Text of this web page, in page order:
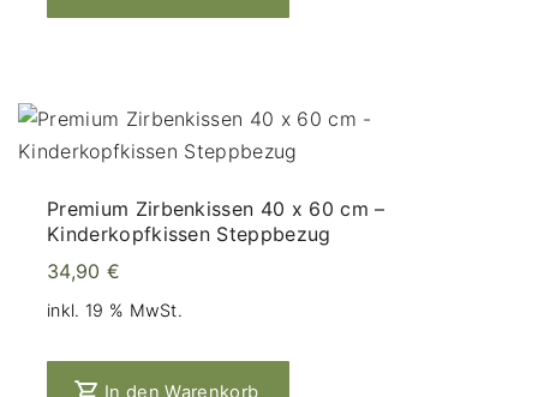
Premium Zirbenkissen 40 x 60 cm –
Kinderkopfkissen Steppbezug
34,90 €
inkl. 19 % MwSt.
In den Warenkorb